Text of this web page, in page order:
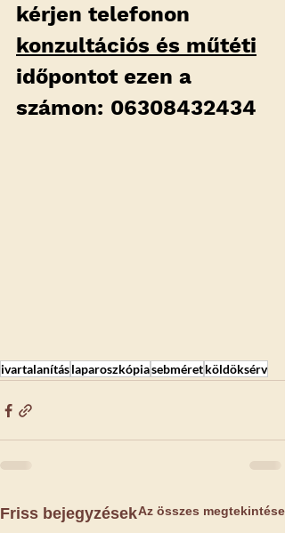
kérjen telefonon
konzultációs és műtéti
időpontot ezen a
számon: 06308432434
ivartalanításlaparoszkópiasebméretköldöksérv
Friss bejegyzésekAz összes megtekintése